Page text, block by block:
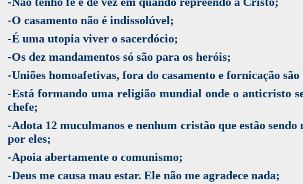
-O casamento não é indissolúvel;
-É uma utopia viver o sacerdócio;
-Os dez mandamentos só são para os heróis;
-Uniões homoafetivas, fora do casamento e fornicação são
-Está formando uma religião mundial onde o anticristo
chefe;
-Adota 12 muculmanos e nenhum cristão que estão sendo
por eles;
-Apoia abertamente o comunismo;
-Deus me causa mau estar. Ele não me agradece nada;